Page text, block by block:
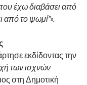
έχω διαβάσει από
από το ψωμί”».
εκδίδοντας την
των ισχνών
στη Δημοτική